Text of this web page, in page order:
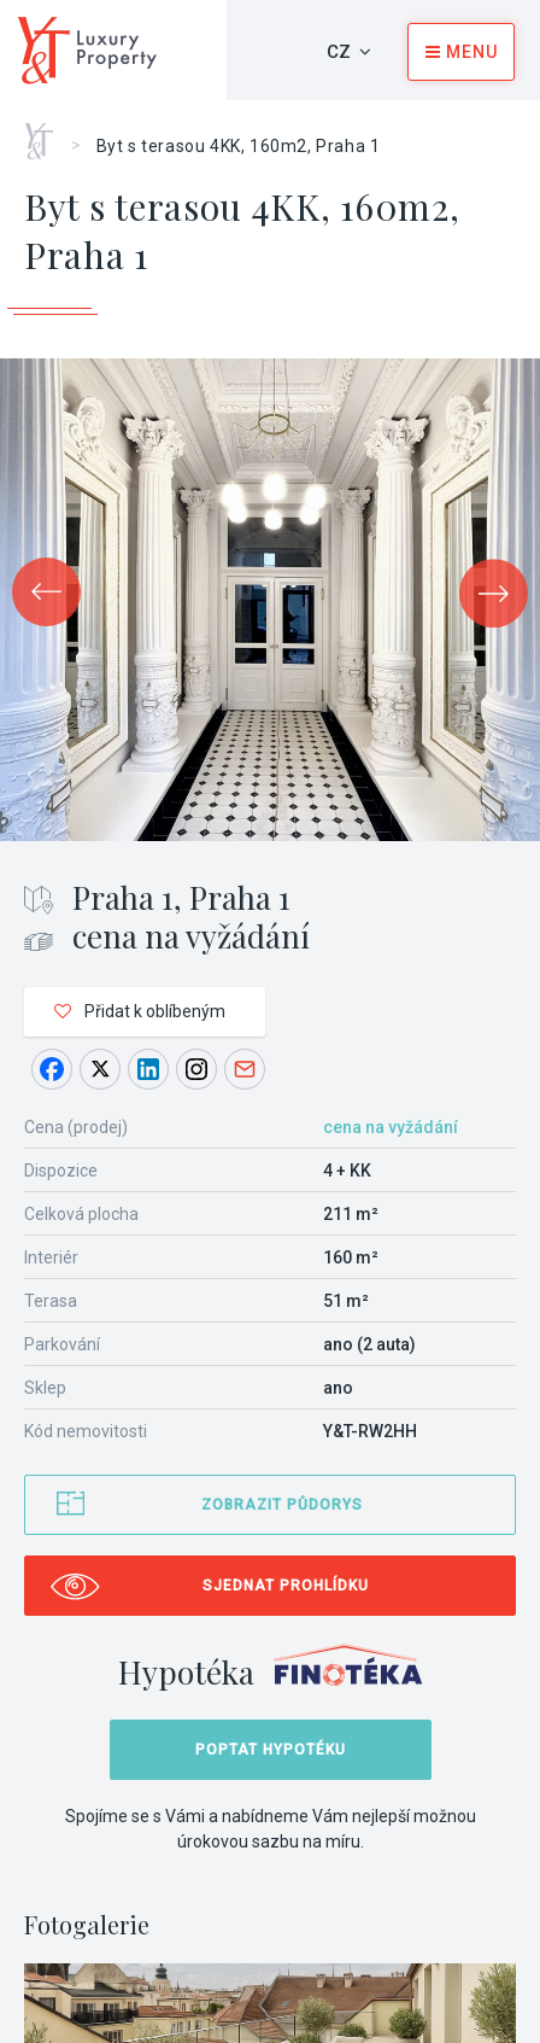
CZ MENU
Home
> Byt s terasou 4KK, 160m2, Praha 1
Byt s terasou 4KK, 160m2,
Praha 1
Praha 1, Praha 1
cena na vyžádání
Přidat k oblíbeným
Cena (prodej) cena na vyžádání
Dispozice 4 + KK
Celková plocha 211 m²
Interiér 160 m²
Terasa 51 m²
Parkování ano (2 auta)
Sklep ano
Kód nemovitosti Y&T-RW2HH
ZOBRAZIT PŮDORYS
SJEDNAT PROHLÍDKU
Hypotéka
POPTAT HYPOTÉKU
Spojíme se s Vámi a nabídneme Vám nejlepší možnou
úrokovou sazbu na míru.
Fotogalerie